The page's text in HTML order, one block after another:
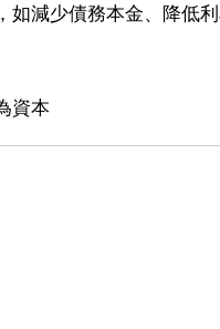
如減少債務本金、降低
資本